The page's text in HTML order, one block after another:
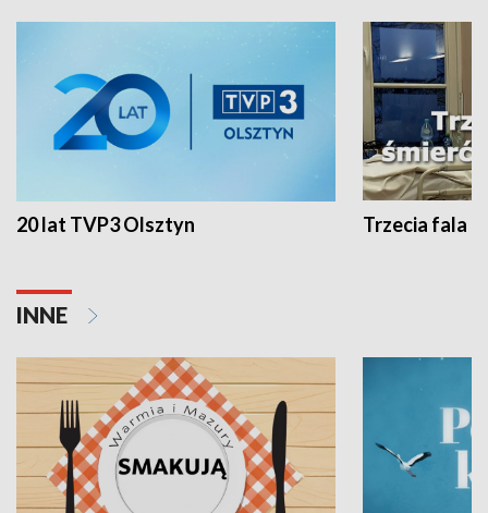
20 lat TVP3 Olsztyn Trzecia fala -
INNE